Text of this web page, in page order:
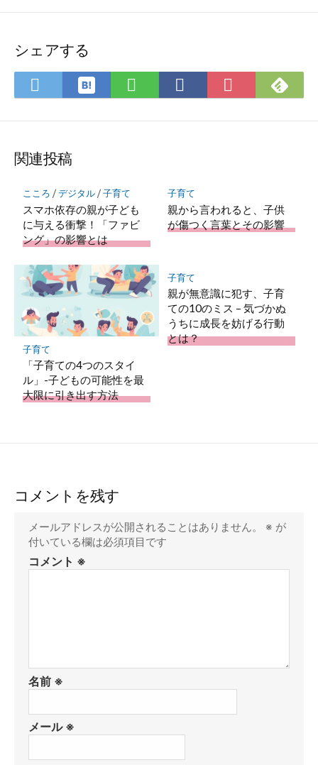
シェアする
Twitter
で
ア
は
て
マ
ー
ク
に
存
で
Facebook
で
Pocket
に
で
関連投稿
こころ /デジタル /子育て
スマホ依存の親が子ども
に与える衝撃！「ファビ
ング」の影響とは
子育て
親から言われると、子供
が傷つく言葉とその影響
子育て
「子育ての4つのスタイ
ル」-子どもの可能性を最
大限に引き出す方法
子育て
親が無意識に犯す、子育
ての10のミス – 気づかぬ
うちに成長を妨げる行動
とは？
コメントを残す
メールアドレスが公開されることはありません。 ※ が
付いている欄は必須項目です
コメント ※
名前 ※
メール ※